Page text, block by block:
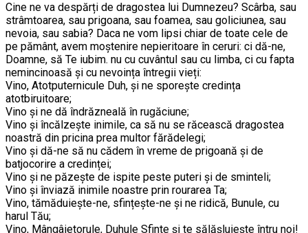
Cine ne va despărți de dragostea lui Dumnezeu? Scârba, sau
strâmtoarea, sau prigoana, sau foamea, sau goliciunea, sau
nevoia, sau sabia? Daca ne vom lipsi chiar de toate cele de
pe pământ, avem moștenire nepieritoare în ceruri: ci dă-ne,
Doamne, să Te iubim. nu cu cuvântul sau cu limba, ci cu fapta
nemincinoasă și cu nevoința întregii vieți:
Vino, Atotputernicule Duh, și ne sporește credința
atotbiruitoare;
Vino și ne dă îndrăzneală în rugăciune;
Vino și încălzește inimile, ca să nu se răcească dragostea
noastră din pricina prea multor fărădelegi;
Vino și dă-ne să nu cădem în vreme de prigoană și de
batjocorire a credinței;
Vino și ne păzește de ispite peste puteri și de sminteli;
Vino și înviază inimile noastre prin rourarea Ta;
Vino, tămăduiește-ne, sfințește-ne și ne ridică, Bunule, cu
harul Tău;
Vino, Mângâietorule, Duhule Sfinte și te sălășluiește întru noi!